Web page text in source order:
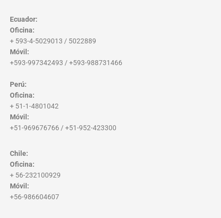
Ecuador:
Oficina:
+ 593-4-5029013 / 5022889
Móvil:
+593-997342493 / +593-988731466
Perú:
Oficina:
+ 51-1-4801042
Móvil:
+51-969676766 / +51-952-423300
Chile:
Oficina:
+ 56-232100929
Móvil:
+56-986604607